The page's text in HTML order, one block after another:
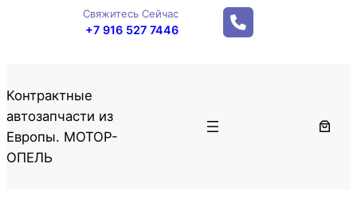
Свяжитесь Сейчас
+7 916 527 7446
Контрактные
автозапчасти из
Европы. МОТОР-
ОПЕЛЬ